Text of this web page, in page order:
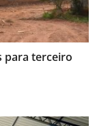
para terceiro